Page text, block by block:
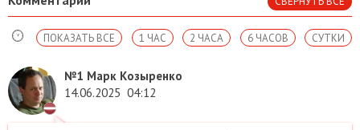
СУТКИ
6 ЧАСОВ
2 ЧАСА
1 ЧАС
ПОКАЗАТЬ ВСЕ
№1 Марк Козыренко
14.06.2025 04:12